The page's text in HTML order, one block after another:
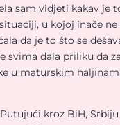
sam vidjeti kakav je
u kojoj inače ne
da je to što se
svima dala priliku da
u maturskim
Putujući kroz BiH,